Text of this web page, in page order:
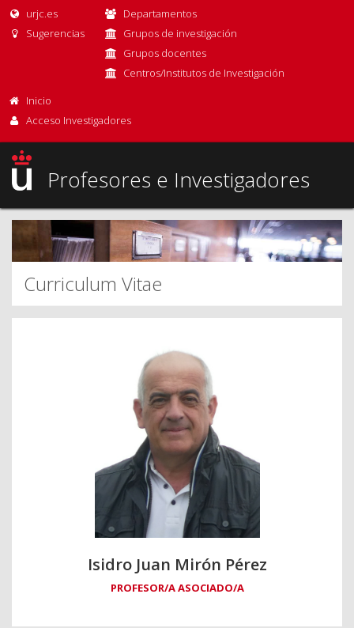
urjc.es
Sugerencias
Departamentos
Grupos de investigación
Grupos docentes
Centros/Institutos de Investigación
Inicio
Acceso Investigadores
Profesores e Investigadores
Curriculum Vitae
Isidro Juan Mirón Pérez
PROFESOR/A ASOCIADO/A